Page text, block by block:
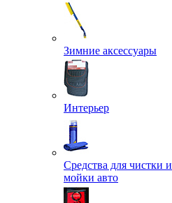
Зимние аксессуары
Интерьер
Средства для чистки и
мойки авто